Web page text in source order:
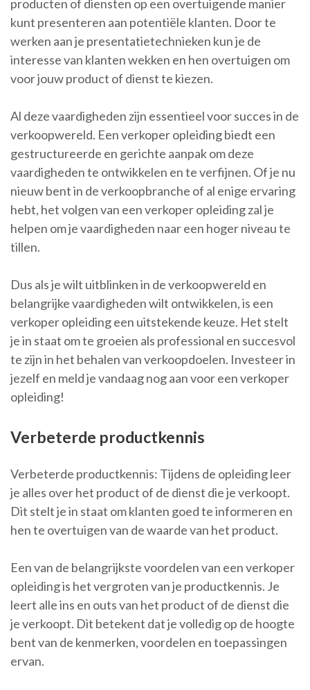
producten of diensten op een overtuigende manier
kunt presenteren aan potentiële klanten. Door te
werken aan je presentatietechnieken kun je de
interesse van klanten wekken en hen overtuigen om
voor jouw product of dienst te kiezen.
Al deze vaardigheden zijn essentieel voor succes in de
verkoopwereld. Een verkoper opleiding biedt een
gestructureerde en gerichte aanpak om deze
vaardigheden te ontwikkelen en te verfijnen. Of je nu
nieuw bent in de verkoopbranche of al enige ervaring
hebt, het volgen van een verkoper opleiding zal je
helpen om je vaardigheden naar een hoger niveau te
tillen.
Dus als je wilt uitblinken in de verkoopwereld en
belangrijke vaardigheden wilt ontwikkelen, is een
verkoper opleiding een uitstekende keuze. Het stelt
je in staat om te groeien als professional en succesvol
te zijn in het behalen van verkoopdoelen. Investeer in
jezelf en meld je vandaag nog aan voor een verkoper
opleiding!
Verbeterde productkennis
Verbeterde productkennis: Tijdens de opleiding leer
je alles over het product of de dienst die je verkoopt.
Dit stelt je in staat om klanten goed te informeren en
hen te overtuigen van de waarde van het product.
Een van de belangrijkste voordelen van een verkoper
opleiding is het vergroten van je productkennis. Je
leert alle ins en outs van het product of de dienst die
je verkoopt. Dit betekent dat je volledig op de hoogte
bent van de kenmerken, voordelen en toepassingen
ervan.